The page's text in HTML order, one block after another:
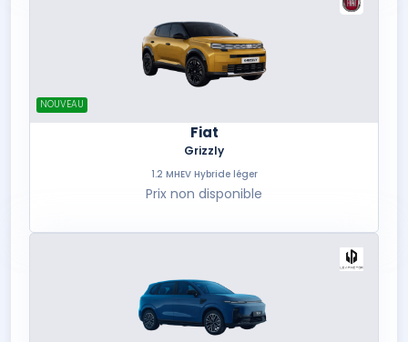
NOUVEAU
Fiat
Grizzly
1.2 MHEV Hybride léger
Prix non disponible